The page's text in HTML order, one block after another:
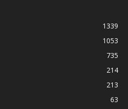
1339
1053
735
214
213
63